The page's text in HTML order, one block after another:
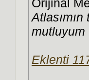
Orijinal
mutluyum
Eklenti